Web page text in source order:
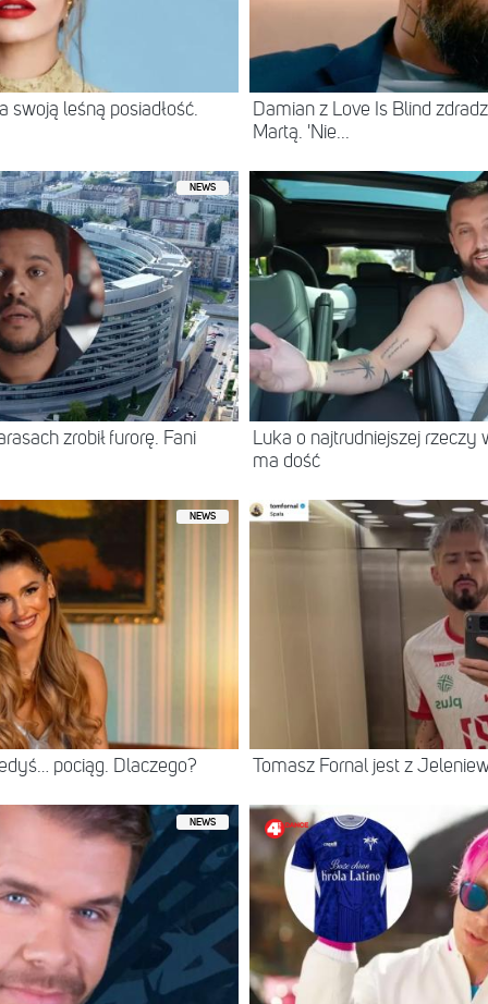
leśną posiadłość.
Damian z Love Is Blind
Martą. 'Nie...
NEWS
zrobił furorę. Fani
Luka o najtrudniejszej rzeczy
ma dość
NEWS
pociąg. Dlaczego? Tomasz Fornal jest z
NEWS